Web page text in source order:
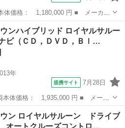
ンハイブリッド ■ グレード
シートエアコン 純正ナビ バッ
ウンハイブリッド ロイヤルサルー
ビ（ＣＤ，ＤＶＤ，Ｂｌ…
年
提携サイト 7月28日
ウンハイブリッド ■ グレード
ビ（ＣＤ，ＤＶＤ，Ｂｌｕｅｔｏ
ウン ロイヤルサルーン ドライブ
オートクルーズコントロ…